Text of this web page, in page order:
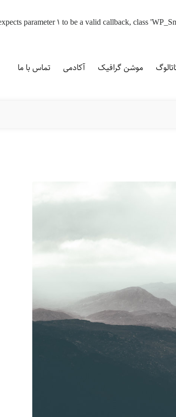
parameter 1 to be a valid callback, class
موشن گرافیک آکادمی تماس با ما